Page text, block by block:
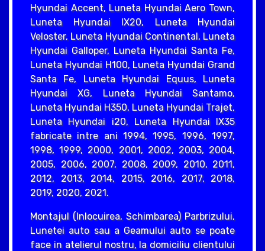
Hyundai Accent, Luneta Hyundai Aero Town,
Luneta Hyundai IX20, Luneta Hyundai
Veloster, Luneta Hyundai Continental, Luneta
Hyundai Galloper, Luneta Hyundai Santa Fe,
Luneta Hyundai H100, Luneta Hyundai Grand
Santa Fe, Luneta Hyundai Equus, Luneta
Hyundai XG, Luneta Hyundai Santamo,
Luneta Hyundai H350, Luneta Hyundai Trajet,
Luneta Hyundai i20, Luneta Hyundai IX35
fabricate intre ani 1994, 1995, 1996, 1997,
1998, 1999, 2000, 2001, 2002, 2003, 2004,
2005, 2006, 2007, 2008, 2009, 2010, 2011,
2012, 2013, 2014, 2015, 2016, 2017, 2018,
2019, 2020, 2021.
Montajul (Inlocuirea, Schimbarea) Parbrizului,
Lunetei auto sau a Geamului auto se poate
face in atelierul nostru, la domiciliu clientului